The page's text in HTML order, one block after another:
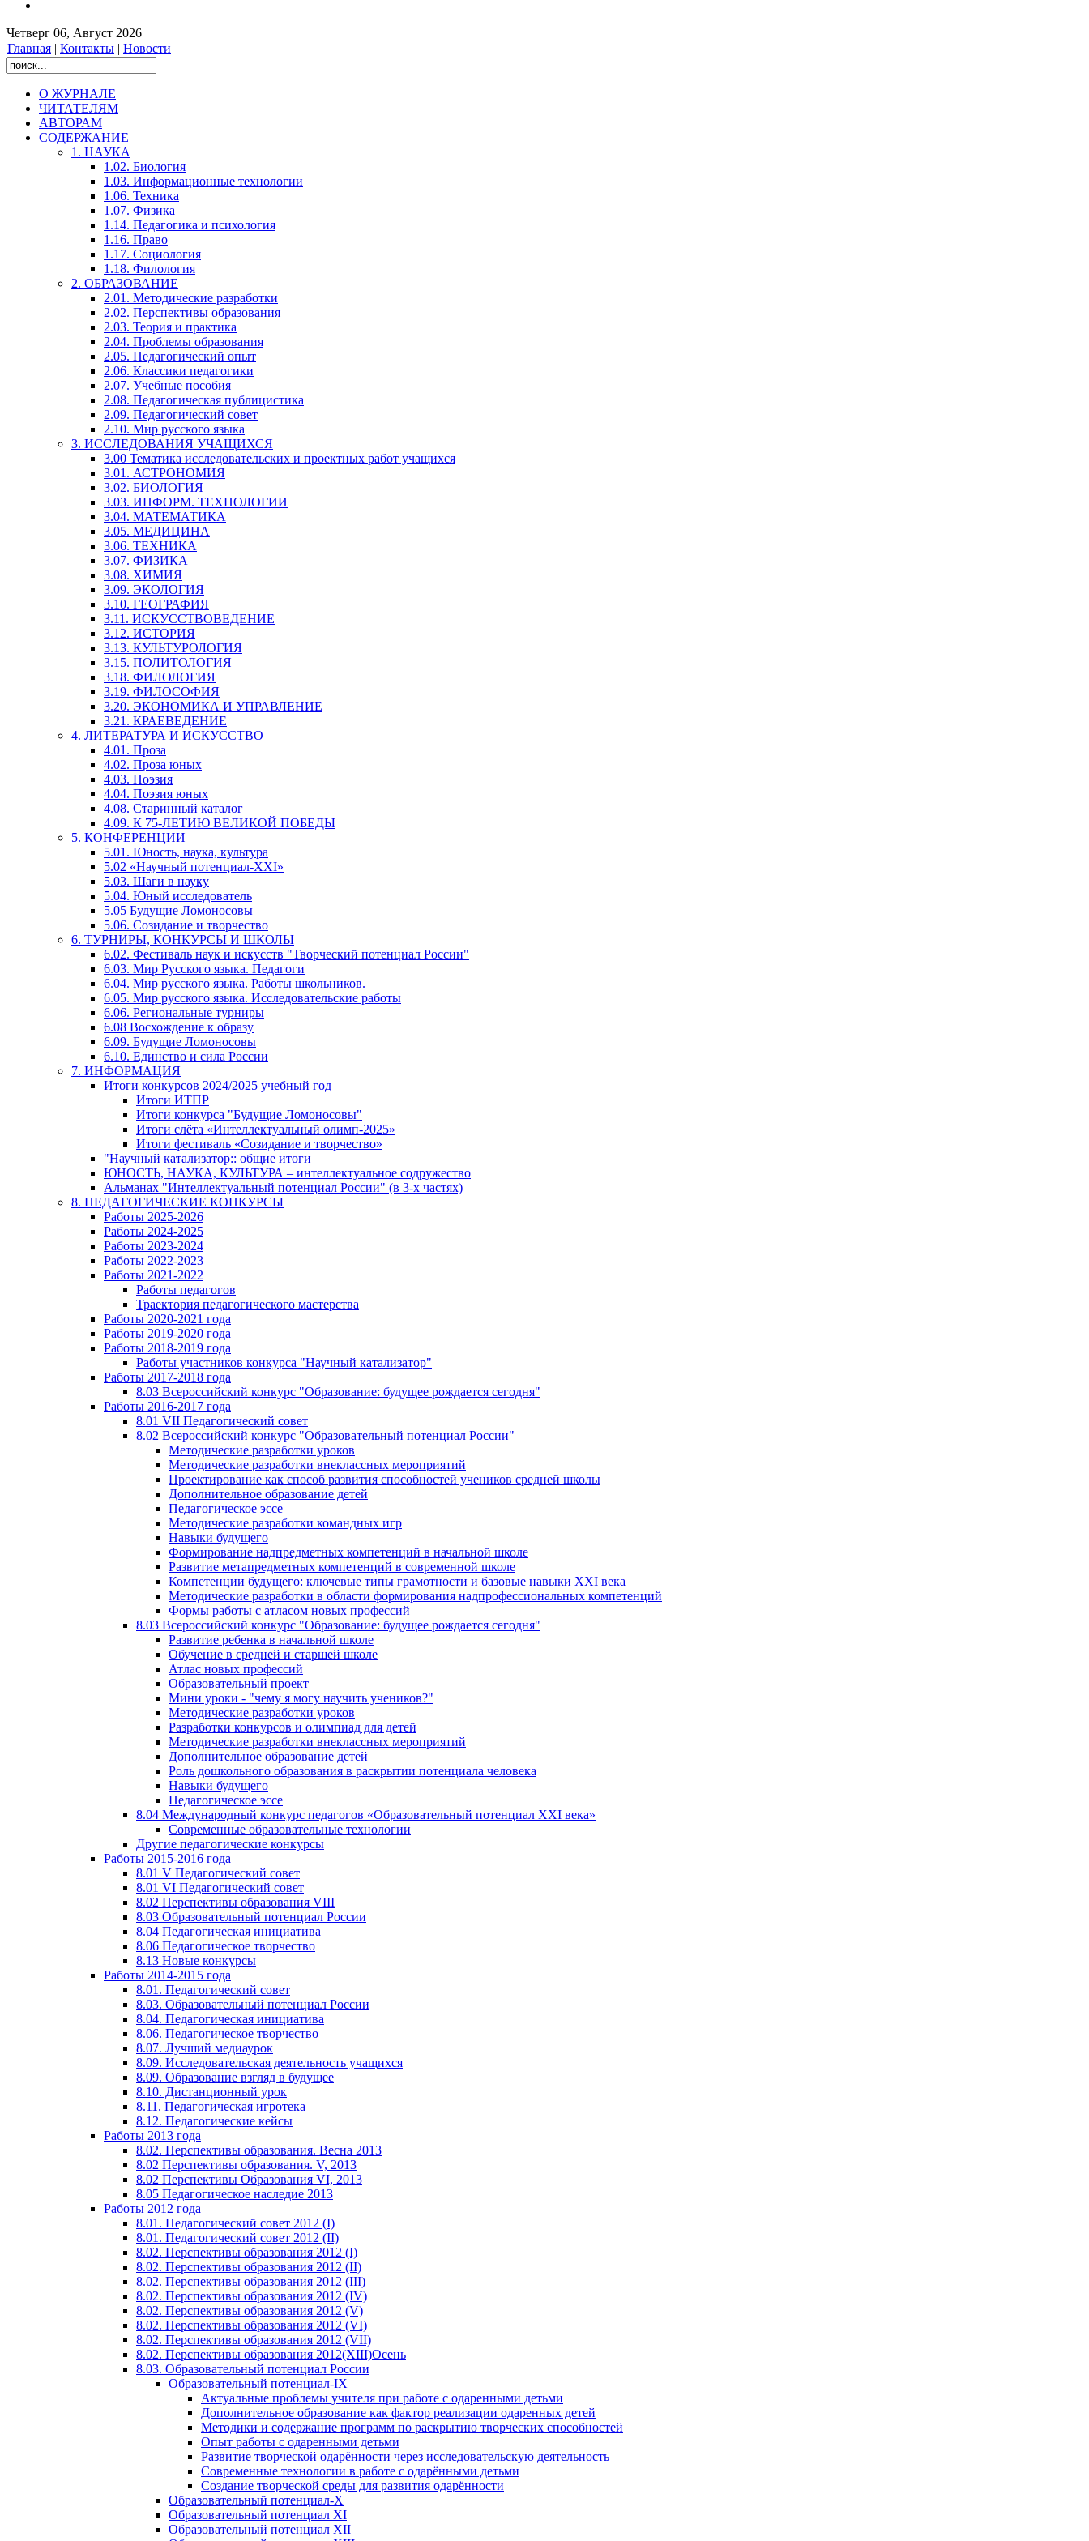
Четверг 06, Август 2026
Главная | Контакты | Новости
О ЖУРНАЛЕ
ЧИТАТЕЛЯМ
АВТОРАМ
СОДЕРЖАНИЕ
1. НАУКА
1.02. Биология
1.03. Информационные технологии
1.06. Техника
1.07. Физика
1.14. Педагогика и психология
1.16. Право
1.17. Социология
1.18. Филология
2. ОБРАЗОВАНИЕ
2.01. Методические разработки
2.02. Перспективы образования
2.03. Теория и практика
2.04. Проблемы образования
2.05. Педагогический опыт
2.06. Классики педагогики
2.07. Учебные пособия
2.08. Педагогическая публицистика
2.09. Педагогический совет
2.10. Мир русского языка
3. ИССЛЕДОВАНИЯ УЧАЩИХСЯ
3.00 Тематика исследовательских и проектных работ учащихся
3.01. АСТРОНОМИЯ
3.02. БИОЛОГИЯ
3.03. ИНФОРМ. ТЕХНОЛОГИИ
3.04. МАТЕМАТИКА
3.05. МЕДИЦИНА
3.06. ТЕХНИКА
3.07. ФИЗИКА
3.08. ХИМИЯ
3.09. ЭКОЛОГИЯ
3.10. ГЕОГРАФИЯ
3.11. ИСКУССТВОВЕДЕНИЕ
3.12. ИСТОРИЯ
3.13. КУЛЬТУРОЛОГИЯ
3.15. ПОЛИТОЛОГИЯ
3.18. ФИЛОЛОГИЯ
3.19. ФИЛОСОФИЯ
3.20. ЭКОНОМИКА И УПРАВЛЕНИЕ
3.21. КРАЕВЕДЕНИЕ
4. ЛИТЕРАТУРА И ИСКУССТВО
4.01. Проза
4.02. Проза юных
4.03. Поэзия
4.04. Поэзия юных
4.08. Старинный каталог
4.09. К 75-ЛЕТИЮ ВЕЛИКОЙ ПОБЕДЫ
5. КОНФЕРЕНЦИИ
5.01. Юность, наука, культура
5.02 «Научный потенциал-XXI»
5.03. Шаги в науку
5.04. Юный исследователь
5.05 Будущие Ломоносовы
5.06. Созидание и творчество
6. ТУРНИРЫ, КОНКУРСЫ И ШКОЛЫ
6.02. Фестиваль наук и искусств "Творческий потенциал России"
6.03. Мир Русского языка. Педагоги
6.04. Мир русского языка. Работы школьников.
6.05. Мир русского языка. Исследовательские работы
6.06. Региональные турниры
6.08 Восхождение к образу
6.09. Будущие Ломоносовы
6.10. Единство и сила России
7. ИНФОРМАЦИЯ
Итоги конкурсов 2024/2025 учебный год
Итоги ИТПР
Итоги конкурса "Будущие Ломоносовы"
Итоги слёта «Интеллектуальный олимп-2025»
Итоги фестиваль «Созидание и творчество»
"Научный катализатор:: общие итоги
ЮНОСТЬ, НАУКА, КУЛЬТУРА – интеллектуальное содружество
Альманах "Интеллектуальный потенциал России" (в 3-х частях)
8. ПЕДАГОГИЧЕСКИЕ КОНКУРСЫ
Работы 2025-2026
Работы 2024-2025
Работы 2023-2024
Работы 2022-2023
Работы 2021-2022
Работы педагогов
Траектория педагогического мастерства
Работы 2020-2021 года
Работы 2019-2020 года
Работы 2018-2019 года
Работы участников конкурса "Научный катализатор"
Работы 2017-2018 года
8.03 Всероссийский конкурс "Образование: будущее рождается сегодня"
Работы 2016-2017 года
8.01 VII Педагогический совет
8.02 Всероссийский конкурс "Образовательный потенциал России"
Методические разработки уроков
Методические разработки внеклассных мероприятий
Проектирование как способ развития способностей учеников средней школы
Дополнительное образование детей
Педагогическое эссе
Методические разработки командных игр
Навыки будущего
Формирование надпредметных компетенций в начальной школе
Развитие метапредметных компетенций в современной школе
Компетенции будущего: ключевые типы грамотности и базовые навыки XXI века
Методические разработки в области формирования надпрофессиональных компетенций
Формы работы с атласом новых профессий
8.03 Всероссийский конкурс "Образование: будущее рождается сегодня"
Развитие ребенка в начальной школе
Обучение в средней и старшей школе
Атлас новых профессий
Образовательный проект
Мини уроки - "чему я могу научить учеников?"
Методические разработки уроков
Разработки конкурсов и олимпиад для детей
Методические разработки внеклассных мероприятий
Дополнительное образование детей
Роль дошкольного образования в раскрытии потенциала человека
Навыки будущего
Педагогическое эссе
8.04 Международный конкурс педагогов «Образовательный потенциал XXI века»
Современные образовательные технологии
Другие педагогические конкурсы
Работы 2015-2016 года
8.01 V Педагогический совет
8.01 VI Педагогический совет
8.02 Перспективы образования VIII
8.03 Образовательный потенциал России
8.04 Педагогическая инициатива
8.06 Педагогическое творчество
8.13 Новые конкурсы
Работы 2014-2015 года
8.01. Педагогический совет
8.03. Образовательный потенциал России
8.04. Педагогическая инициатива
8.06. Педагогическое творчество
8.07. Лучший медиаурок
8.09. Исследовательская деятельность учащихся
8.09. Образование взгляд в будущее
8.10. Дистанционный урок
8.11. Педагогическая игротека
8.12. Педагогические кейсы
Работы 2013 года
8.02. Перспективы образования. Весна 2013
8.02 Перспективы образования. V, 2013
8.02 Перспективы Образования VI, 2013
8.05 Педагогическое наследие 2013
Работы 2012 года
8.01. Педагогический совет 2012 (I)
8.01. Педагогический совет 2012 (II)
8.02. Перспективы образования 2012 (I)
8.02. Перспективы образования 2012 (II)
8.02. Перспективы образования 2012 (III)
8.02. Перспективы образования 2012 (IV)
8.02. Перспективы образования 2012 (V)
8.02. Перспективы образования 2012 (VI)
8.02. Перспективы образования 2012 (VII)
8.02. Перспективы образования 2012(XIII)Осень
8.03. Образовательный потенциал России
Образовательный потенциал-IX
Актуальные проблемы учителя при работе с одаренными детьми
Дополнительное образование как фактор реализации одаренных детей
Методики и содержание программ по раскрытию творческих способностей
Опыт работы с одаренными детьми
Развитие творческой одарённости через исследовательскую деятельность
Современные технологии в работе с одарёнными детьми
Создание творческой среды для развития одарённости
Образовательный потенциал-X
Образовательный потенциал XI
Образовательный потенциал XII